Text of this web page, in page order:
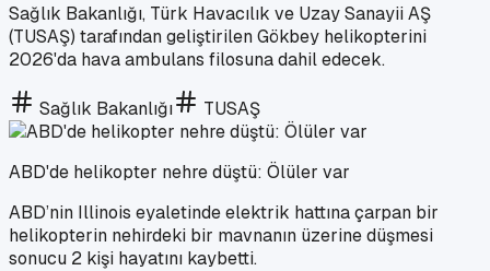
Sağlık Bakanlığı, Türk Havacılık ve Uzay Sanayii AŞ
(TUSAŞ) tarafından geliştirilen Gökbey helikopterini
2026'da hava ambulans filosuna dahil edecek.
Sağlık Bakanlığı TUSAŞ
ABD'de helikopter nehre düştü: Ölüler var
ABD’nin Illinois eyaletinde elektrik hattına çarpan bir
helikopterin nehirdeki bir mavnanın üzerine düşmesi
sonucu 2 kişi hayatını kaybetti.